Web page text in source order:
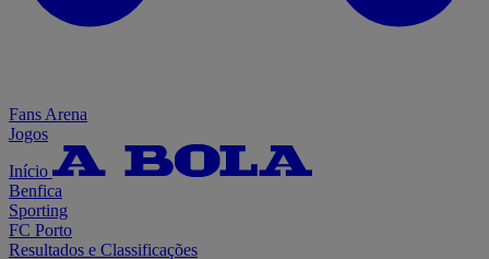
Fans Arena
Jogos
Início
Benfica
Sporting
FC Porto
Resultados e Classificações